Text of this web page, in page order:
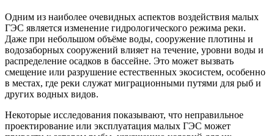
Одним из наиболее очевидных аспектов воздействия малых
ГЭС является изменение гидрологического режима реки.
Даже при небольшом объёме воды, сооружение плотины и
водозаборных сооружений влияет на течение, уровни воды и
распределение осадков в бассейне. Это может вызвать
смещение или разрушение естественных экосистем, особенно
в местах, где реки служат миграционными путями для рыб и
других водных видов.
Некоторые исследования показывают, что неправильное
проектирование или эксплуатация малых ГЭС может